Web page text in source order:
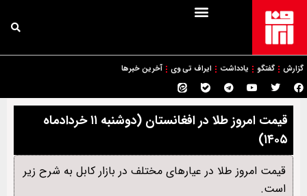
گزارش گفتگو یادداشت ایراف تی وی آخرین خبرها
قیمت امروز طلا در افغانستان (دوشنبه ۱۱ خردادماه
۱۴۰۵)
قیمت امروز طلا در عیارهای مختلف در بازار کابل به شرح زیر
است.